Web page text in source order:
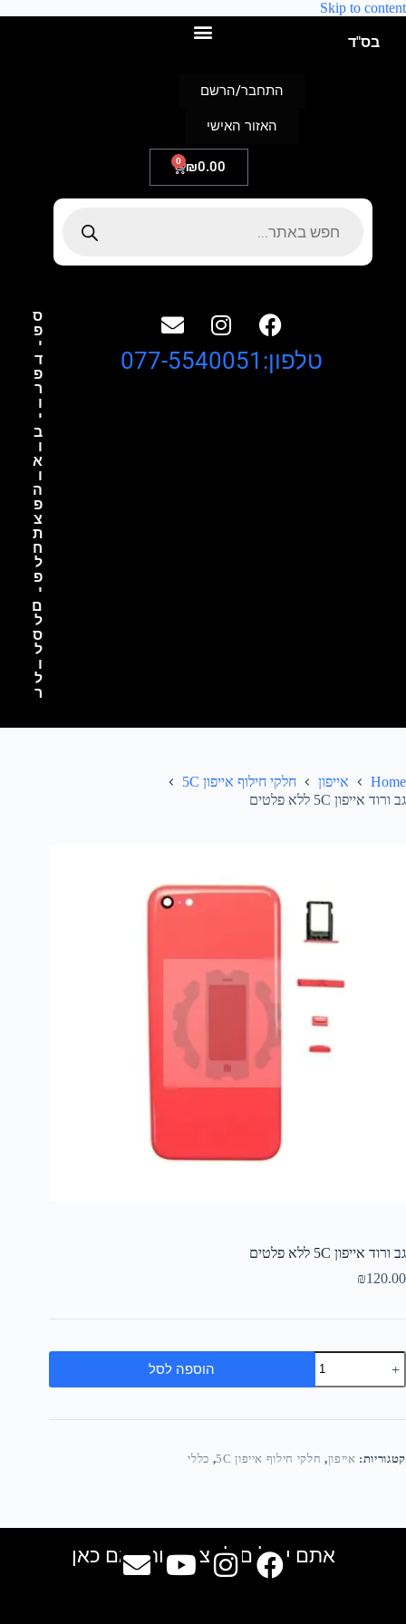
Skip to content
בס"ד
₪0.00
0
התחבר/הרשם
האזור האישי
ס
פ
י
ד
פ
ר
ו
י
ב
ו
א
ו
ה
פ
צ
ת
ח
ל
פ
י
ם
ל
ס
ל
ו
ל
ר
טלפון:077-5540051
Home אייפון
חלקי חילוף אייפון 5C
גב ורוד אייפון 5C ללא פלטים
גב ורוד אייפון 5C ללא פלטים
₪120.00
הוספה לסל
קטגוריות: אייפון, חלקי חילוף אייפון 5C , כללי
אתם יכולים למצוא אותנו גם כאן